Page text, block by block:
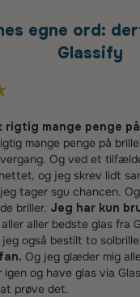
egne ord:
Glassify
rigtig mange penge
mange penge på
Og ved et
og jeg skrev lidt
tager sgu chancen.
briller. Jeg har kun
aller bedste glas fra
også bestilt to
Og jeg glæder mig
igen og have glas via
prøve det.